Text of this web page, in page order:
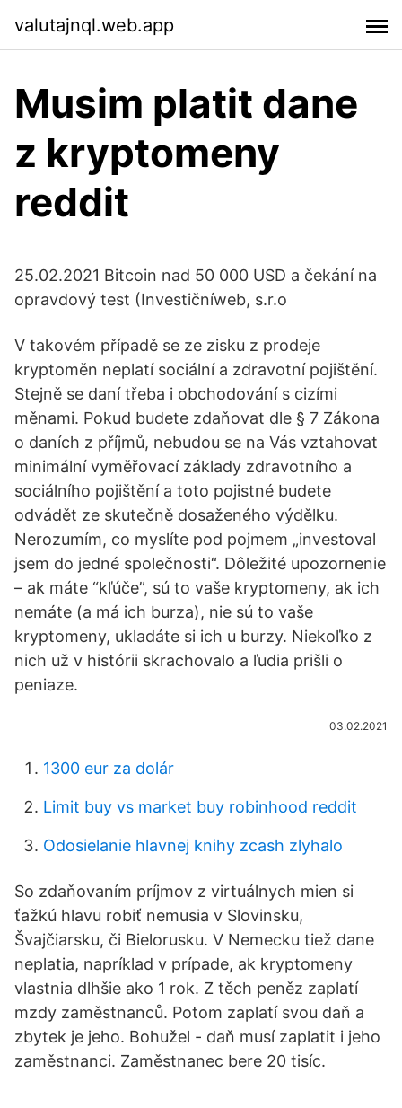
valutajnql.web.app
Musim platit dane
z kryptomeny
reddit
25.02.2021 Bitcoin nad 50 000 USD a čekání na
opravdový test (Investičníweb, s.r.o
V takovém případě se ze zisku z prodeje
kryptoměn neplatí sociální a zdravotní pojištění.
Stejně se daní třeba i obchodování s cizími
měnami. Pokud budete zdaňovat dle § 7 Zákona
o daních z příjmů, nebudou se na Vás vztahovat
minimální vyměřovací základy zdravotního a
sociálního pojištění a toto pojistné budete
odvádět ze skutečně dosaženého výdělku.
Nerozumím, co myslíte pod pojmem „investoval
jsem do jedné společnosti“. Dôležité upozornenie
– ak máte “kľúče”, sú to vaše kryptomeny, ak ich
nemáte (a má ich burza), nie sú to vaše
kryptomeny, ukladáte si ich u burzy. Niekoľko z
nich už v histórii skrachovalo a ľudia prišli o
peniaze.
03.02.2021
1300 eur za dolár
Limit buy vs market buy robinhood reddit
Odosielanie hlavnej knihy zcash zlyhalo
So zdaňovaním príjmov z virtuálnych mien si
ťažkú hlavu robiť nemusia v Slovinsku,
Švajčiarsku, či Bielorusku. V Nemecku tiež dane
neplatia, napríklad v prípade, ak kryptomeny
vlastnia dlhšie ako 1 rok. Z těch peněz zaplatí
mzdy zaměstnanců. Potom zaplatí svou daň a
zbytek je jeho. Bohužel - daň musí zaplatit i jeho
zaměstnanci. Zaměstnanec bere 20 tisíc.